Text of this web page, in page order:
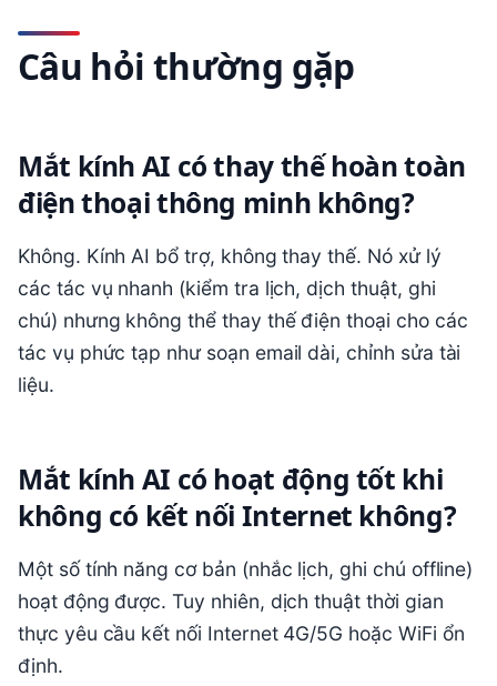
Câu hỏi thường gặp
Mắt kính AI có thay thế hoàn toàn
điện thoại thông minh không?
Không. Kính AI bổ trợ, không thay thế. Nó xử lý
các tác vụ nhanh (kiểm tra lịch, dịch thuật, ghi
chú) nhưng không thể thay thế điện thoại cho các
tác vụ phức tạp như soạn email dài, chỉnh sửa tài
liệu.
Mắt kính AI có hoạt động tốt khi
không có kết nối Internet không?
Một số tính năng cơ bản (nhắc lịch, ghi chú offline)
hoạt động được. Tuy nhiên, dịch thuật thời gian
thực yêu cầu kết nối Internet 4G/5G hoặc WiFi ổn
định.